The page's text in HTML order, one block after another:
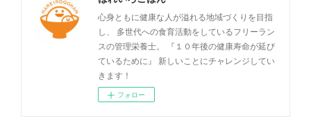
心身ともに健康な人が溢れる地域づくりを目指
し、 多世代への食育活動をしているフリーラン
スの管理栄養士。 『１０年後の健康寿命が延び
ているために』 新しいことにチャレンジしてい
きます！
フォロー